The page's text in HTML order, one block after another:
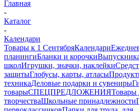
Главная
-
Каталог
-
Календари
Товары к 1 СентябряКалендари
планингиБланки и корочки
школИгрушки, значки, наклейки
защитыГлобусы, карты, атласы
техникаДеловые подарки и сувениры
товарыСПЕЦПРЕДЛОЖЕНИЯТовары
творчестваШкольные принадлежности